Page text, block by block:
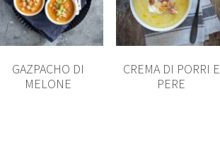
GAZPACHO DI
MELONE
CREMA DI PORRI E
PERE